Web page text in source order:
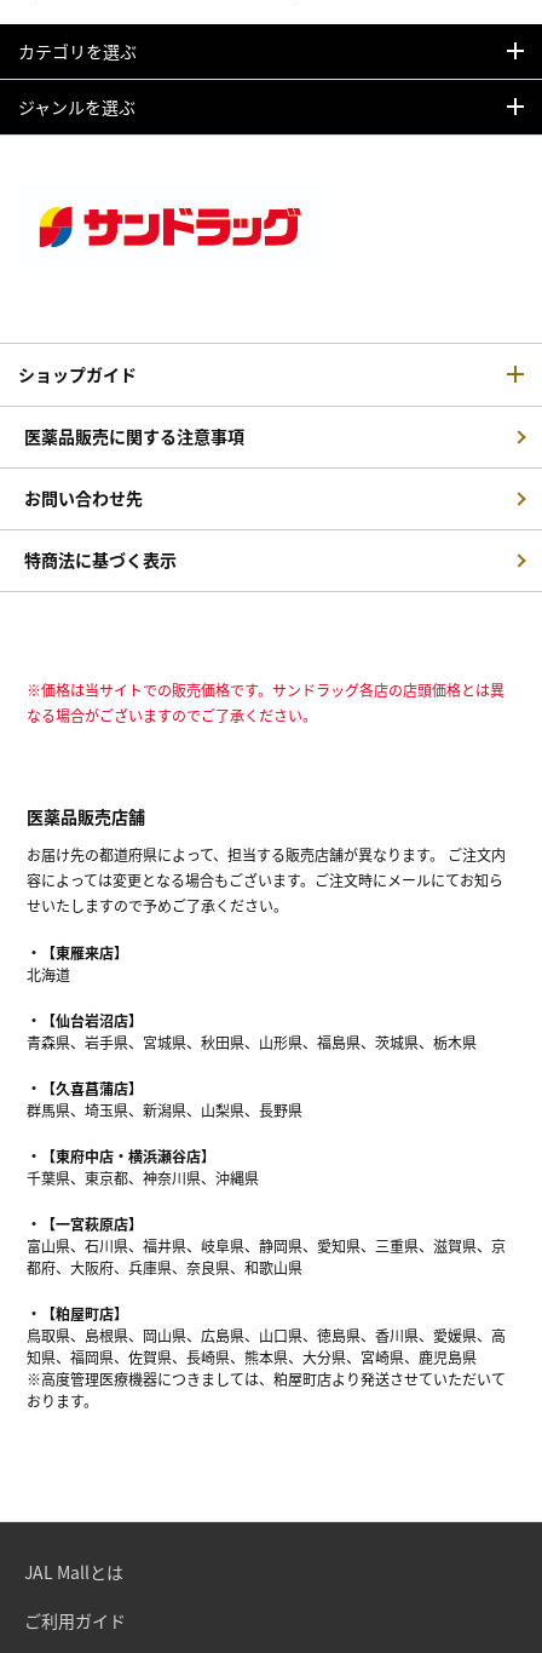
カテゴリを選ぶ
ジャンルを選ぶ
ショップガイド
医薬品販売に関する注意事項
お問い合わせ先
特商法に基づく表示
※価格は当サイトでの販売価格です。サンドラッグ各店の店頭価格とは異
なる場合がございますのでご了承ください。
医薬品販売店舗
お届け先の都道府県によって、担当する販売店舗が異なります。 ご注文内
容によっては変更となる場合もございます。ご注文時にメールにてお知ら
せいたしますので予めご了承ください。
【東雁来店】
北海道
【仙台岩沼店】
青森県、岩手県、宮城県、秋田県、山形県、福島県、茨城県、栃木県
【久喜菖蒲店】
群馬県、埼玉県、新潟県、山梨県、長野県
【東府中店・横浜瀬谷店】
千葉県、東京都、神奈川県、沖縄県
【一宮萩原店】
富山県、石川県、福井県、岐阜県、静岡県、愛知県、三重県、滋賀県、京
都府、大阪府、兵庫県、奈良県、和歌山県
【粕屋町店】
鳥取県、島根県、岡山県、広島県、山口県、徳島県、香川県、愛媛県、高
知県、福岡県、佐賀県、長崎県、熊本県、大分県、宮崎県、鹿児島県
※高度管理医療機器につきましては、粕屋町店より発送させていただいて
おります。
JAL Mallとは
ご利用ガイド